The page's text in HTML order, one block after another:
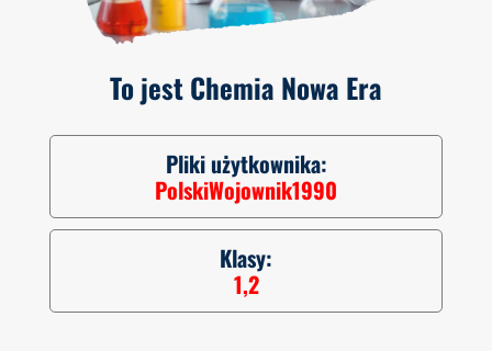
To jest Chemia Nowa Era
Pliki użytkownika:
PolskiWojownik1990
Klasy:
1,2